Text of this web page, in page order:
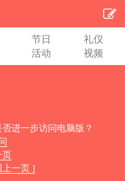
节日
礼仪
活动 视频
进一步访问电脑版？
页
上一页 ]